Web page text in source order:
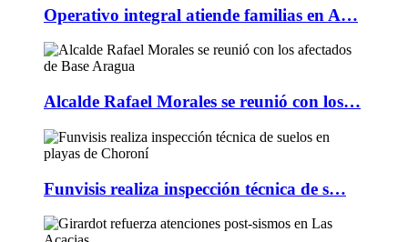
Operativo integral atiende familias en A…
Alcalde Rafael Morales se reunió con los…
Funvisis realiza inspección técnica de s…